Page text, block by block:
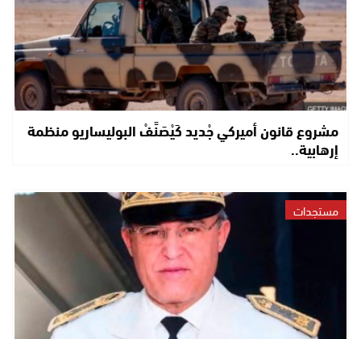
مشروع قانون أميركي جْديد كَيْصَنَّفْ البوليساريو منظمة
إرهابية..
مستجدات